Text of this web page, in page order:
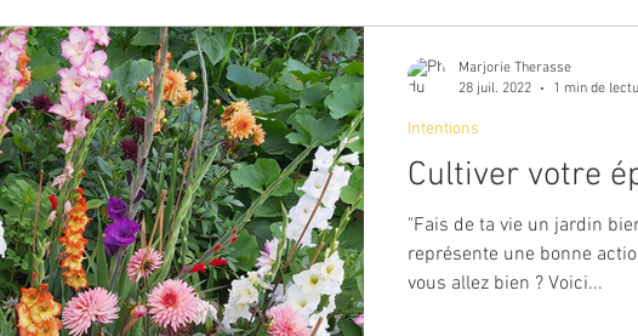
Cultiver votre
"Fais de ta vie un jardin
représente une bonne
vous allez bien ? Voici...
Intentions
Marjorie Therasse
28 juil. 2022
1 min de